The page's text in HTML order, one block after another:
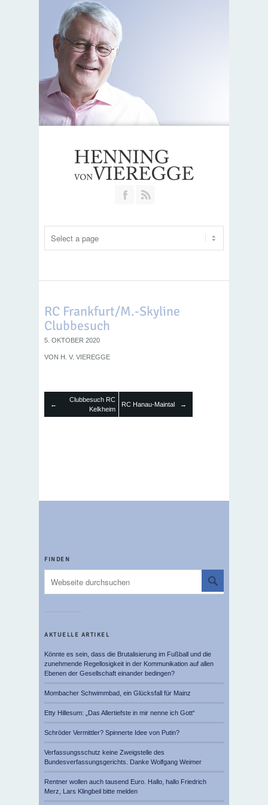
Join our Facebook Group
RC Frankfurt/M.-Skyline
Clubbesuch
5. OKTOBER 2020
VON H. V. VIEREGGE
←
Clubbesuch RC
Kelkheim
RC Hanau-Maintal →
FINDEN
AKTUELLE ARTIKEL
Könnte es sein, dass die Brutalisierung im Fußball und die
zunehmende Regellosigkeit in der Kommunikation auf allen
Ebenen der Gesellschaft einander bedingen?
Mombacher Schwimmbad, ein Glücksfall für Mainz
Etty Hillesum: „Das Allertiefste in mir nenne ich Gott“
Schröder Vermittler? Spinnerte Idee von Putin?
Verfassungsschutz keine Zweigstelle des
Bundesverfassungsgerichts. Danke Wolfgang Weimer
Rentner wollen auch tausend Euro. Hallo, hallo Friedrich
Merz, Lars Klingbeil bitte melden